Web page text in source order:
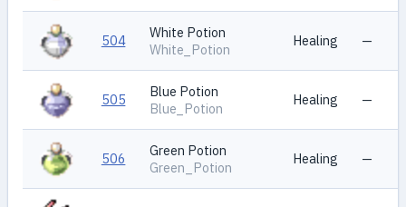
504
White Potion
White_Potion
Healing —
505
Blue Potion
Blue_Potion
Healing —
506
Green Potion
Green_Potion
Healing —